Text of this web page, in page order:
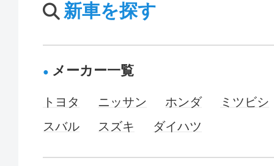
新車を探す
メーカー一覧
トヨタ ニッサン ホンダ
ミツビシ
スバル
スズキ ダイハツ